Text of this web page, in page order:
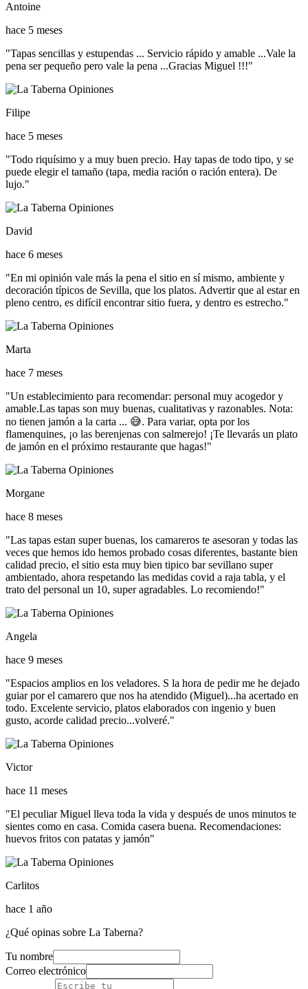
Antoine
hace 5 meses
"Tapas sencillas y estupendas ... Servicio rápido y amable ...Vale la
pena ser pequeño pero vale la pena ...Gracias Miguel !!!"
Filipe
hace 5 meses
"Todo riquísimo y a muy buen precio. Hay tapas de todo tipo, y se
puede elegir el tamaño (tapa, media ración o ración entera). De
lujo."
David
hace 6 meses
"En mi opinión vale más la pena el sitio en sí mismo, ambiente y
decoración típicos de Sevilla, que los platos. Advertir que al estar en
pleno centro, es difícil encontrar sitio fuera, y dentro es estrecho."
Marta
hace 7 meses
"Un establecimiento para recomendar: personal muy acogedor y
amable.Las tapas son muy buenas, cualitativas y razonables. Nota:
no tienen jamón a la carta ... 😅. Para variar, opta por los
flamenquines, ¡o las berenjenas con salmerejo! ¡Te llevarás un plato
de jamón en el próximo restaurante que hagas!"
Morgane
hace 8 meses
"Las tapas estan super buenas, los camareros te asesoran y todas las
veces que hemos ido hemos probado cosas diferentes, bastante bien
calidad precio, el sitio esta muy bien tipico bar sevillano super
ambientado, ahora respetando las medidas covid a raja tabla, y el
trato del personal un 10, super agradables. Lo recomiendo!"
Angela
hace 9 meses
"Espacios amplios en los veladores. S la hora de pedir me he dejado
guiar por el camarero que nos ha atendido (Miguel)...ha acertado en
todo. Excelente servicio, platos elaborados con ingenio y buen
gusto, acorde calidad precio...volveré."
Victor
hace 11 meses
"El peculiar Miguel lleva toda la vida y después de unos minutos te
sientes como en casa. Comida casera buena. Recomendaciones:
huevos fritos con patatas y jamón"
Carlitos
hace 1 año
¿Qué opinas sobre La Taberna?
Tu nombre
Correo electrónico